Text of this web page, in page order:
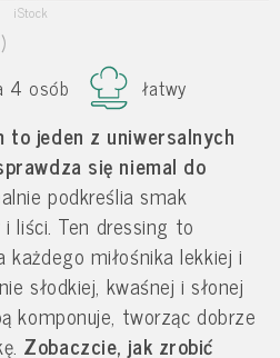
iStock
4 osób łatwy
jeden z uniwersalnych
się niemal do
podkreślia smak
liści. Ten dressing to
miłośnika lekkiej i
słodkiej, kwaśnej i słonej
komponuje, tworząc dobrze
Zobaczcie, jak zrobić